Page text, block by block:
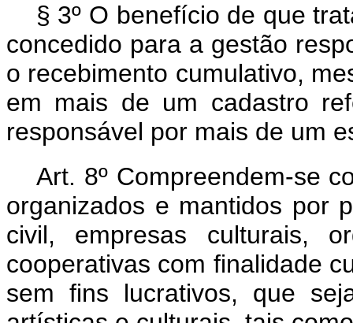
§ 3º O benefício de que
concedido para a gestão
o recebimento cumulativo,
em mais de um cadastro
responsável por mais de um
Art. 8º Compreendem-se
organizados e mantidos por
civil, empresas culturais,
cooperativas com finalidade
sem fins lucrativos, que